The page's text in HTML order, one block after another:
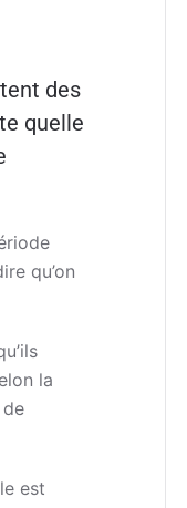
des
quelle
qu’on
la
est